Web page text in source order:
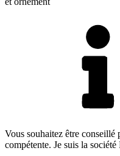
Vous souhaitez être conseillé
compétente. Je suis la